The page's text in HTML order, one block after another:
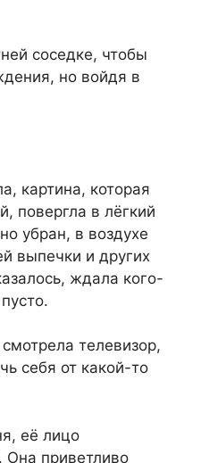
соседке, чтобы
но войдя в
картина, которая
повергла в лёгкий
убран, в воздухе
выпечки и других
ждала кого-
телевизор,
себя от какой-то
её лицо
Она приветливо